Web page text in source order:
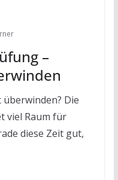
–
Die
viel Raum für
diese Zeit gut,